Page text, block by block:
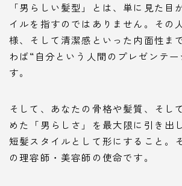
「男らしい髪型」とは、単に見た目
イルを指すのではありません。その
様、そして清潔感といった内面性ま
わば“自分という人間のプレゼンテ
す。
そして、あなたの骨格や髪質、そし
めた「男らしさ」を最大限に引き出
短髪スタイルとして形にすること。
の理容師・美容師の使命です。